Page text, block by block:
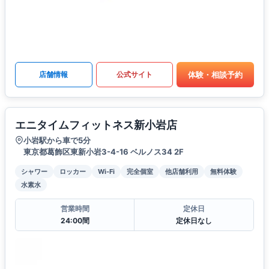
店舗情報 公式サイト 体験・相談予約
エニタイムフィットネス新小岩店
小岩駅から車で5分
東京都葛飾区東新小岩3-4-16 ベルノス34 2F
シャワー ロッカー Wi-Fi 完全個室 他店舗利用
無料体験
水素水
営業時間
24:00間
定休日
定休日なし